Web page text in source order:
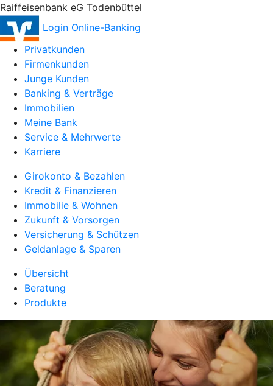
Raiffeisenbank eG Todenbüttel
Login Online-Banking
Privatkunden
Firmenkunden
Junge Kunden
Banking & Verträge
Immobilien
Meine Bank
Service & Mehrwerte
Karriere
Girokonto & Bezahlen
Kredit & Finanzieren
Immobilie & Wohnen
Zukunft & Vorsorgen
Versicherung & Schützen
Geldanlage & Sparen
Übersicht
Beratung
Produkte